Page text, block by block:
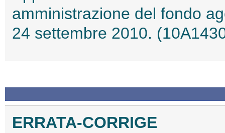
amministrazione del fondo
24 settembre 2010.
ERRATA-CORRIGE